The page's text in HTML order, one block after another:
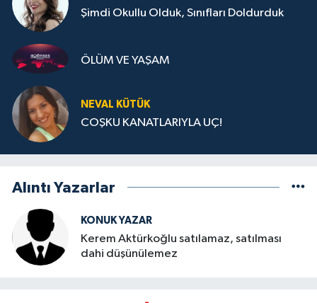
Şimdi Okullu Olduk, Sınıfları Doldurduk
ÖLÜM VE YAŞAM
NEVAL KÜTÜK
COŞKU KANATLARIYLA UÇ!
Alıntı Yazarlar
KONUK YAZAR
Kerem Aktürkoğlu satılamaz, satılması
dahi düşünülemez